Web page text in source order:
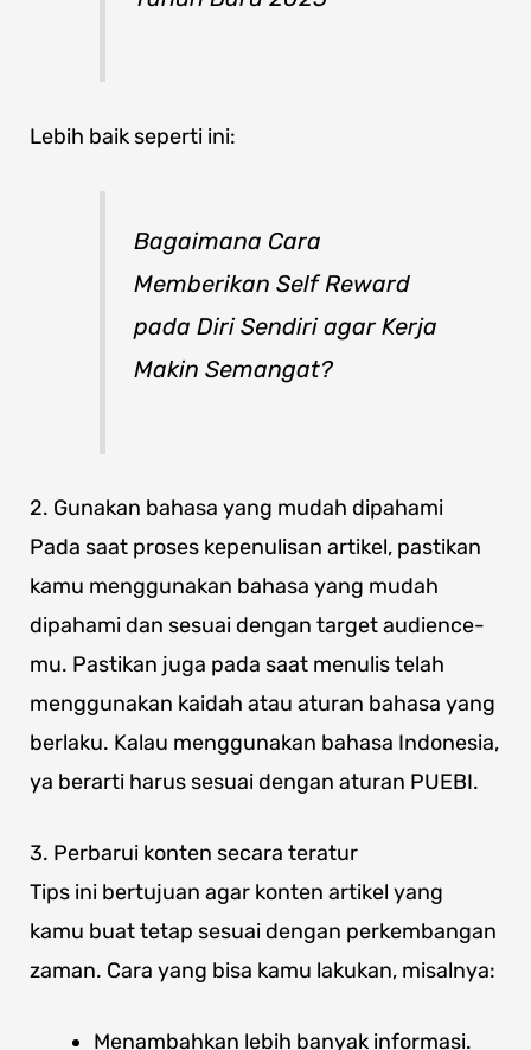
Lebih baik seperti ini:
Bagaimana Cara
Memberikan Self Reward
pada Diri Sendiri agar Kerja
Makin Semangat?
2. Gunakan bahasa yang mudah dipahami
Pada saat proses kepenulisan artikel, pastikan
kamu menggunakan bahasa yang mudah
dipahami dan sesuai dengan target audience-
mu. Pastikan juga pada saat menulis telah
menggunakan kaidah atau aturan bahasa yang
berlaku. Kalau menggunakan bahasa Indonesia,
ya berarti harus sesuai dengan aturan PUEBI.
3. Perbarui konten secara teratur
Tips ini bertujuan agar konten artikel yang
kamu buat tetap sesuai dengan perkembangan
zaman. Cara yang bisa kamu lakukan, misalnya:
Menambahkan lebih banyak informasi.